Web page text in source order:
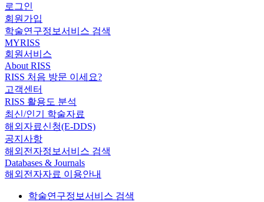
로그인
회원가입
학술연구정보서비스 검색
MYRISS
회원서비스
About RISS
RISS 처음 방문 이세요?
고객센터
RISS 활용도 분석
최신/인기 학술자료
해외자료신청(E-DDS)
공지사항
해외전자정보서비스 검색
Databases & Journals
해외전자자료 이용안내
학술연구정보서비스 검색